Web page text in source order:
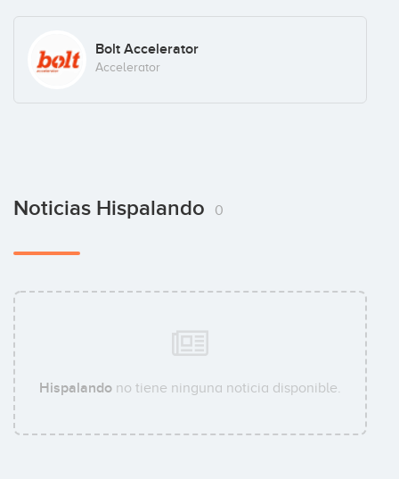
Bolt Accelerator
Accelerator
Noticias Hispalando 0
Hispalando no tiene ninguna noticia disponible.